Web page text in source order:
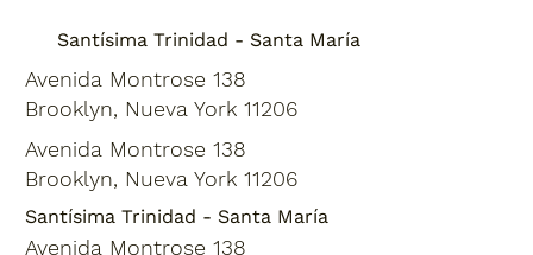
Santísima Trinidad - Santa María
Santísima Trinidad - Santa María
Avenida Montrose 138
Brooklyn, Nueva York 11206
Avenida Montrose 138
Brooklyn, Nueva York 11206
Avenida Montrose 138